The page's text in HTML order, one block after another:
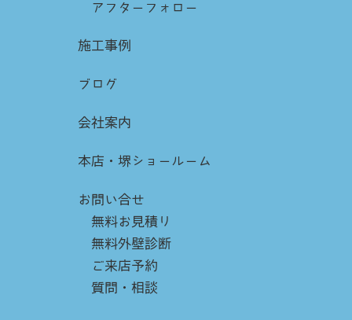
アフターフォロー
施工事例
ブログ
会社案内
本店・堺ショールーム
お問い合せ
無料お見積り
無料外壁診断
ご来店予約
質問・相談